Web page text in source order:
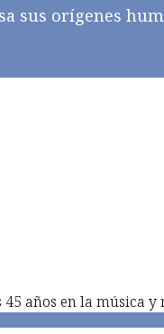
sus orígenes
45 años en la música